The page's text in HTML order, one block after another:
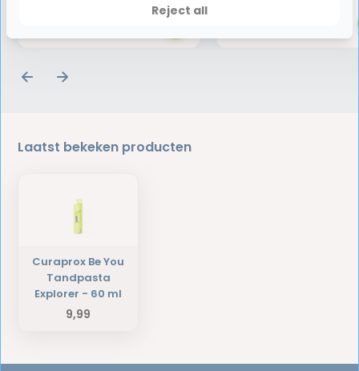
Laatst bekeken producten
Curaprox Be You
Tandpasta
Explorer - 60 ml
9,99
Reject all